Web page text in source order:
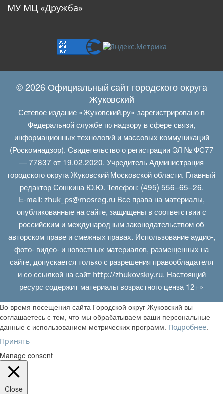
МУ МЦ «Дружба»
© 2026 Официальный сайт городского округа
Жуковский
Сетевое издание «Жуковский.ру» зарегистрировано в
Федеральной службе по надзору в сфере связи,
информационных технологий и массовых коммуникаций
(Роскомнадзор). Свидетельство о регистрации ЭЛ № ФС77
— 77837 от 19.02.2020. Учредитель Администрация
городского округа Жуковский Московской области. Главный
редактор Сошкина Ю.Ю. Телефон: (495) 556–65–26.
E‑mail: zhuk_ps@mosreg.ruВсе права на материалы,
опубликованные на сайте, защищены в соответствии с
российским и международным законодательством об
авторском праве и смежных правах. Использование аудио-,
фото- видео- и новостных материалов, размещенных на
сайте, допускается только с разрешения правообладателя
и со ссылкой на сайт http://zhukovskiy.ru. Настоящий
ресурс содержит материалы возрастного ценза 12+»
Во время посещения сайта Городской округ Жуковский вы
соглашаетесь с тем, что мы обрабатываем ваши персональные
данные с использованием метрических программ. Подробнее.
Принять
Manage consent
Close